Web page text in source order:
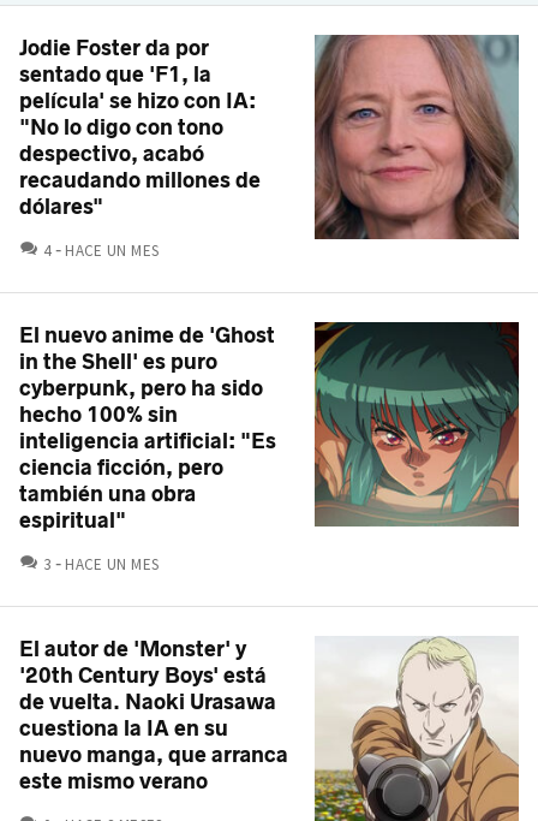
Jodie Foster da por
sentado que 'F1, la
película' se hizo con IA:
"No lo digo con tono
despectivo, acabó
recaudando millones de
dólares"
4 COMENTARIOS
HACE UN MES
El nuevo anime de 'Ghost
in the Shell' es puro
cyberpunk, pero ha sido
hecho 100% sin
inteligencia artificial: "Es
ciencia ficción, pero
también una obra
espiritual"
3 COMENTARIOS
HACE UN MES
El autor de 'Monster' y
'20th Century Boys' está
de vuelta. Naoki Urasawa
cuestiona la IA en su
nuevo manga, que arranca
este mismo verano